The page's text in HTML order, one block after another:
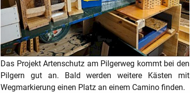
Das Projekt Artenschutz am Pilgerweg kommt bei den
Pilgern gut an. Bald werden weitere Kästen mit
Wegmarkierung einen Platz an einem Camino finden.